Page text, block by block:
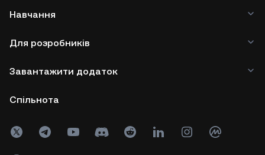
Навчання
Для розробників
Завантажити додаток
Спільнота